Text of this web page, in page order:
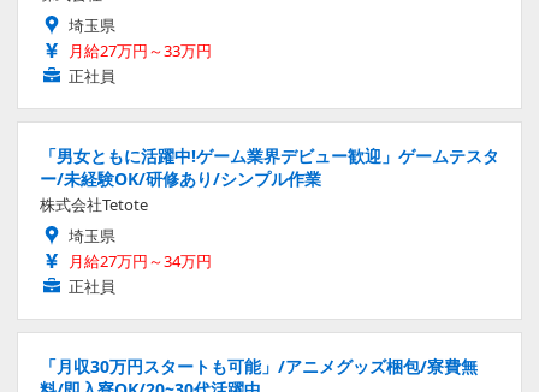
埼玉県
月給27万円～33万円
正社員
「男女ともに活躍中!ゲーム業界デビュー歓迎」ゲームテスタ
ー/未経験OK/研修あり/シンプル作業
株式会社Tetote
埼玉県
月給27万円～34万円
正社員
「月収30万円スタートも可能」/アニメグッズ梱包/寮費無